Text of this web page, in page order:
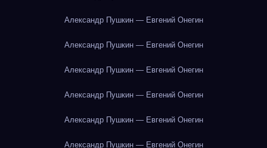
Александр Пушкин — Евгений Онегин
Александр Пушкин — Евгений Онегин
Александр Пушкин — Евгений Онегин
Александр Пушкин — Евгений Онегин
Александр Пушкин — Евгений Онегин
Александр Пушкин — Евгений Онегин